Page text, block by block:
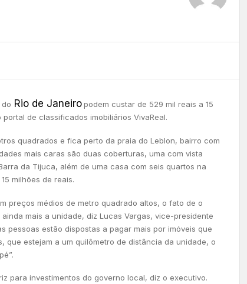
Rio de Janeiropodem custar de 529 mil reais a 15
de classificados imobiliários VivaReal.
quadrados e fica perto da praia do Leblon, bairro com
mais caras são duas coberturas, uma com vista
da Tijuca, além de uma casa com seis quartos na
milhões de reais.
preços médios de metro quadrado altos, o fato de o
mais a unidade, diz Lucas Vargas, vice-presidente
pessoas estão dispostas a pagar mais por imóveis que
estejam a um quilômetro de distância da unidade, o
para investimentos do governo local, diz o executivo.